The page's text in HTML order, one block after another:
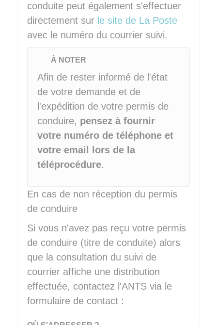
conduite peut également s'effectuer
directement sur le site de La Poste
avec le numéro du courrier suivi.
À NOTER
Afin de rester informé de l'état
de votre demande et de
l'expédition de votre permis de
conduire, pensez à fournir
votre numéro de téléphone et
votre email lors de la
téléprocédure.
En cas de non réception du permis
de conduire
Si vous n'avez pas reçu votre permis
de conduire (titre de conduite) alors
que la consultation du suivi de
courrier affiche une distribution
effectuée, contactez l'ANTS via le
formulaire de contact :